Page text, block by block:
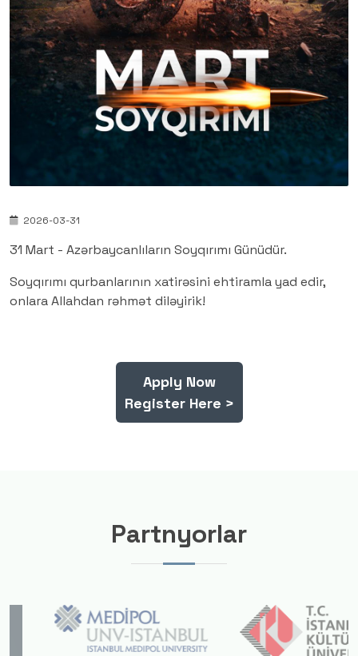
2026-03-31
31 Mart - Azərbaycanlıların Soyqırımı Günüdür.
Soyqırımı qurbanlarının xatirəsini ehtiramla yad edir,
onlara Allahdan rəhmət diləyirik!
Apply Now
Register Here >
Partnyorlar